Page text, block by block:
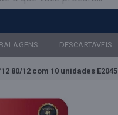
DESCARTÁVEIS
80/12 com 10 unidades E2045